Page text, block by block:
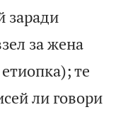
заради
за жена
те
ли говори